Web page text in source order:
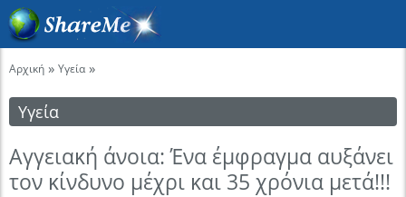
Αρχική » Υγεία »
Υγεία
Αγγειακή άνοια: Ένα έμφραγμα αυξάνει
τον κίνδυνο μέχρι και 35 χρόνια μετά!!!